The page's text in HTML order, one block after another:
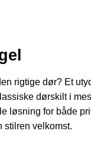
rigtige dør? Et
dørskilt i
løsning for både
stilren velkomst.